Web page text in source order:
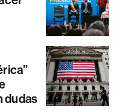
dudas